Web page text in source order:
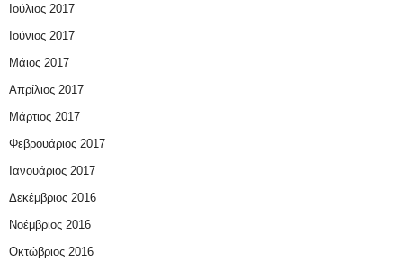
Ιούλιος 2017
Ιούνιος 2017
Μάιος 2017
Απρίλιος 2017
Μάρτιος 2017
Φεβρουάριος 2017
Ιανουάριος 2017
Δεκέμβριος 2016
Νοέμβριος 2016
Οκτώβριος 2016